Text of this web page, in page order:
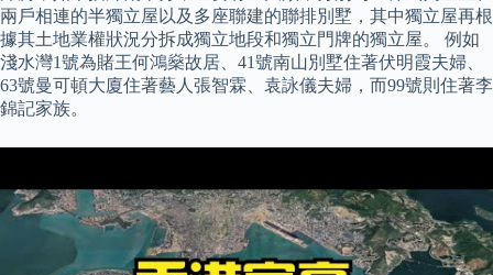
兩戶相連的半獨立屋以及多座聯建的聯排別墅，其中獨立屋再根
據其土地業權狀況分拆成獨立地段和獨立門牌的獨立屋。 例如
淺水灣1號為賭王何鴻燊故居、41號南山別墅住著伏明霞夫婦、
63號曼可頓大廈住著藝人張智霖、袁詠儀夫婦，而99號則住著李
錦記家族。